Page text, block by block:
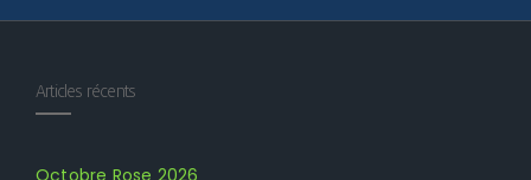
Articles récents
Octobre Rose 2026